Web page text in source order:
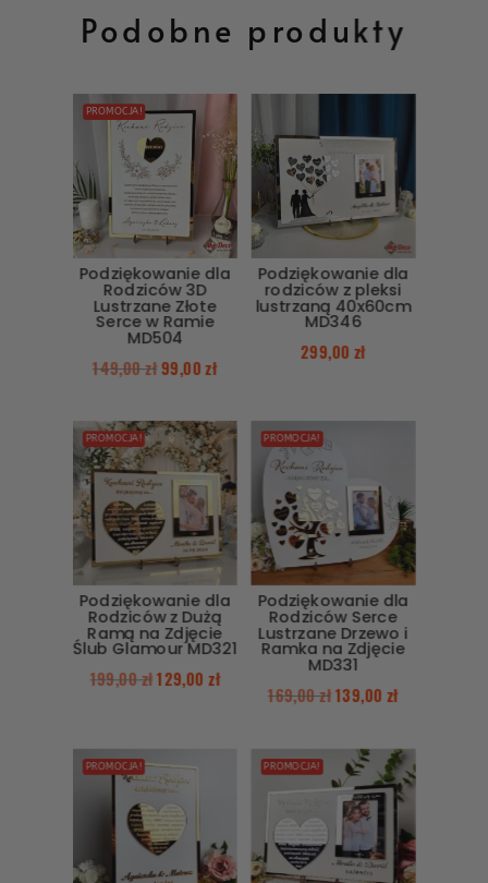
Podobne produkty
PROMOCJA!
Podziękowanie dla
Rodziców 3D
Lustrzane Złote
Serce w Ramie
MD504
149,00zł99,00zł
Podziękowanie dla
rodziców z pleksi
lustrzaną 40x60cm
MD346
299,00 zł
PROMOCJA!
Podziękowanie dla
Rodziców z Dużą
Ramą na Zdjęcie
Ślub Glamour MD321
199,00zł129,00 zł
PROMOCJA!
Podziękowanie dla
Rodziców Serce
Lustrzane Drzewo i
Ramka na Zdjęcie
MD331
169,00zł139,00 zł
PROMOCJA! PROMOCJA!